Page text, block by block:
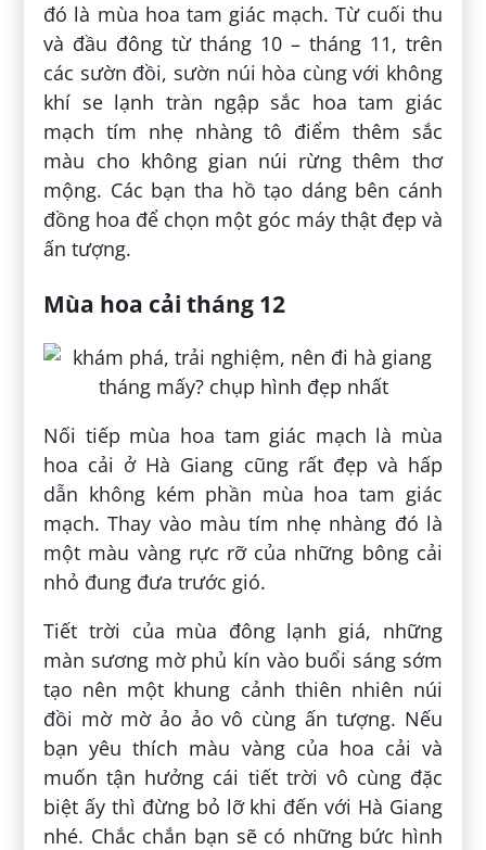
đó là mùa hoa tam giác mạch. Từ cuối thu
và đầu đông từ tháng 10 – tháng 11, trên
các sườn đồi, sườn núi hòa cùng với không
khí se lạnh tràn ngập sắc hoa tam giác
mạch tím nhẹ nhàng tô điểm thêm sắc
màu cho không gian núi rừng thêm thơ
mộng. Các bạn tha hồ tạo dáng bên cánh
đồng hoa để chọn một góc máy thật đẹp và
ấn tượng.
Mùa hoa cải tháng 12
Nối tiếp mùa hoa tam giác mạch là mùa
hoa cải ở Hà Giang cũng rất đẹp và hấp
dẫn không kém phần mùa hoa tam giác
mạch. Thay vào màu tím nhẹ nhàng đó là
một màu vàng rực rỡ của những bông cải
nhỏ đung đưa trước gió.
Tiết trời của mùa đông lạnh giá, những
màn sương mờ phủ kín vào buổi sáng sớm
tạo nên một khung cảnh thiên nhiên núi
đồi mờ mờ ảo ảo vô cùng ấn tượng. Nếu
bạn yêu thích màu vàng của hoa cải và
muốn tận hưởng cái tiết trời vô cùng đặc
biệt ấy thì đừng bỏ lỡ khi đến với Hà Giang
nhé. Chắc chắn bạn sẽ có những bức hình